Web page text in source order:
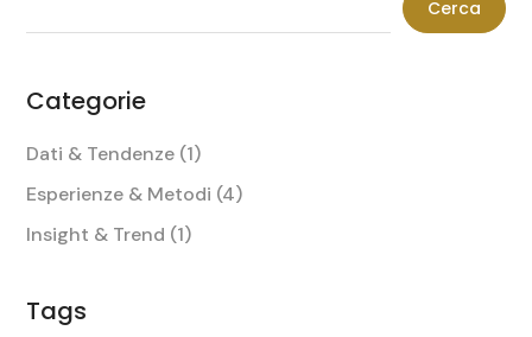
Cerca
Categorie
Dati & Tendenze (1)
Esperienze & Metodi (4)
Insight & Trend (1)
Tags